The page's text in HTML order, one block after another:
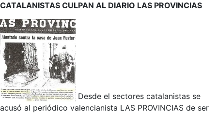
CATALANISTAS CULPAN AL DIARIO LAS PROVINCIAS
Desde el sectores catalanistas se
acusó al periódico valencianista LAS PROVINCIAS de ser